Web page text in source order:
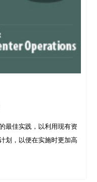
最佳实践，以利用现有资
划，以便在实施时更加高